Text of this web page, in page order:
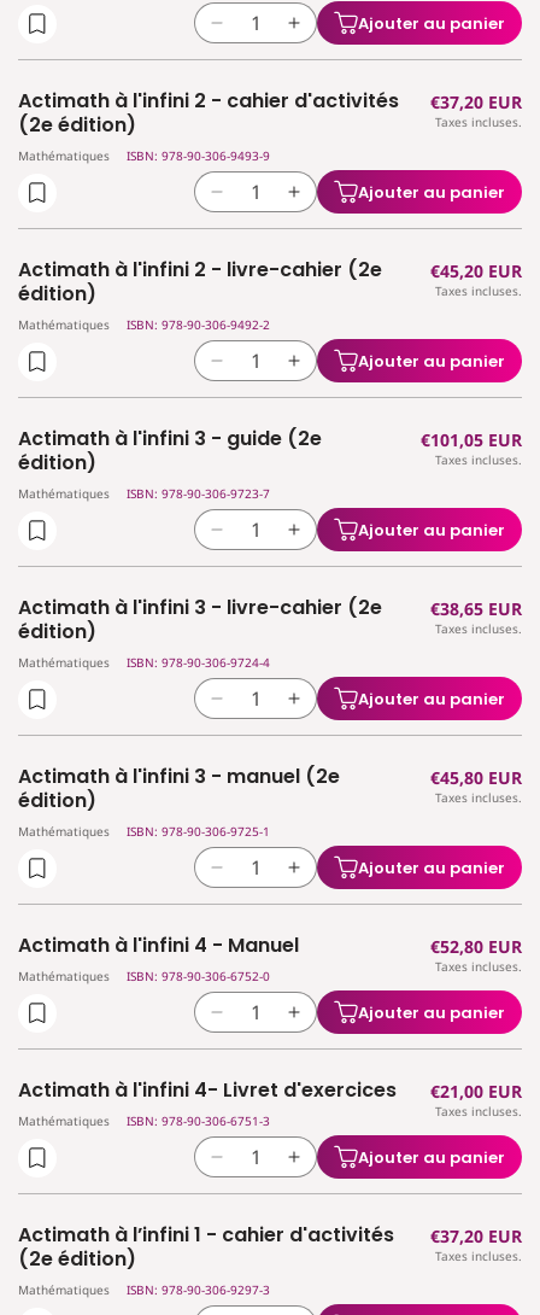
(2e
édition)
(2e
édition)
l&#39;infini
1
degré
(2e
édition)
à
l&#39;infini
1
-
degré
(2e
édition)
Réduire
la
de
à
l&#39;infini
2
-
cahier
d&#39;activités
Augmenter
la
de
l&#39;infini
2
-
cahier
d&#39;activités
Ajouter au panier
Actimath à l'infini 2 - cahier d'activités
(2e édition)
Mathématiques ISBN: 978-90-306-9493-9
Prix
habituel
€37,20 EUR
Taxes incluses.
Réduire
la
de
à
l&#39;infini
2
-
cahier
d&#39;activités
édition)
Augmenter
la
quantité
de
l&#39;infini
2
-
cahier
d&#39;activités
édition)
Ajouter au panier
Actimath à l'infini 2 - livre-cahier (2e
édition)
Mathématiques ISBN: 978-90-306-9492-2
Prix
habituel
€45,20 EUR
Taxes incluses.
Réduire
la
de
à
l&#39;infini
2
-
livre-
édition)
Augmenter
la
quantité
de
l&#39;infini
2
-
livre-
édition)
Ajouter au panier
Actimath à l'infini 3 - guide (2e
édition)
Mathématiques ISBN: 978-90-306-9723-7
Prix
habituel
€101,05 EUR
Taxes incluses.
Réduire
la
de
à
l&#39;infini
3
-
guide
Augmenter
la
quantité
de
l&#39;infini
3
-
guide
(2e
Ajouter au panier
Actimath à l'infini 3 - livre-cahier (2e
édition)
Mathématiques ISBN: 978-90-306-9724-4
Prix
habituel
€38,65 EUR
Taxes incluses.
Réduire
la
de
à
l&#39;infini
3
-
livre-
(2e
édition)
Augmenter
la
quantité
de
l&#39;infini
3
-
livre-
(2e
édition)
Ajouter au panier
Actimath à l'infini 3 - manuel (2e
édition)
Mathématiques ISBN: 978-90-306-9725-1
Prix
habituel
€45,80 EUR
Taxes incluses.
Réduire
la
de
Actimath
l&#39;infini
3
(2e
édition)
Augmenter
la
de
à
l&#39;infini
3
-
(2e
édition)
Ajouter au panier
Actimath à l'infini 4 - Manuel
Mathématiques ISBN: 978-90-306-6752-0
Prix
habituel
€52,80 EUR
Taxes incluses.
Réduire
la
de
Actimath
l&#39;infini
4
Augmenter
la
de
à
l&#39;infini
4
-
Ajouter au panier
Actimath à l'infini 4- Livret d'exercices
Mathématiques ISBN: 978-90-306-6751-3
Prix
habituel
€21,00 EUR
Taxes incluses.
Réduire
la
de
à
Augmenter
la
de
Ajouter au panier
Actimath à l’infini 1 - cahier d'activités
(2e édition)
Mathématiques ISBN: 978-90-306-9297-3
Prix
habituel
€37,20 EUR
Taxes incluses.